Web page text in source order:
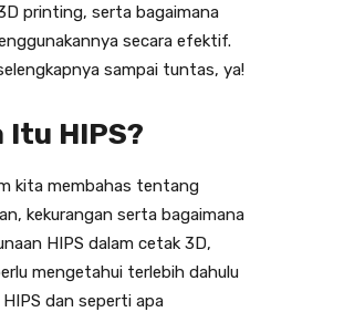
printing, serta bagaimana
secara efektif.
sampai tuntas, ya!
Itu HIPS?
kita membahas tentang
kekurangan serta bagaimana
HIPS dalam cetak 3D,
mengetahui terlebih dahulu
dan seperti apa